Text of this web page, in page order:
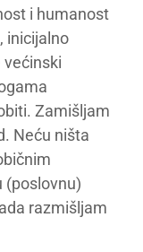
i humanost
inicijalno
Zamišljam
Neću ništa
(poslovnu)
razmišljam